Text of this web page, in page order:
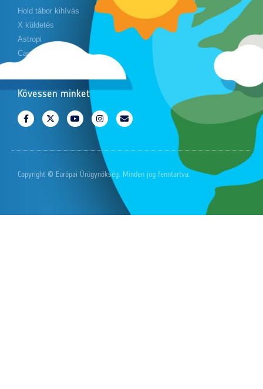
Hold tábor kihívás
X küldetés
Astropi
Cansat
Kövessen minket
Copyright © Európai Űrügynökség. Minden jog fenntartva.